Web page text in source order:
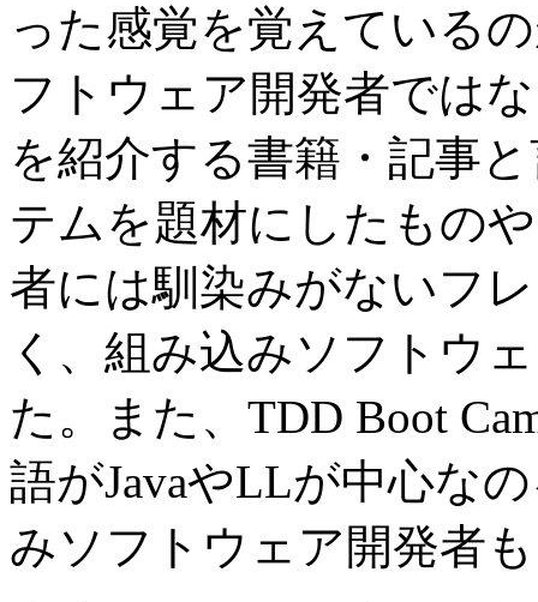
った感覚を覚えている
フトウェア開発者では
を紹介する書籍・記事
テムを題材にしたもの
者には馴染みがないフ
く、組み込みソフトウ
た。また、TDD Boot
語がJavaやLLが中心な
みソフトウェア開発者